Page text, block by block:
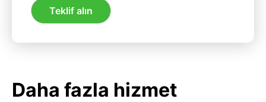
Teklif alın
Daha fazla hizmet